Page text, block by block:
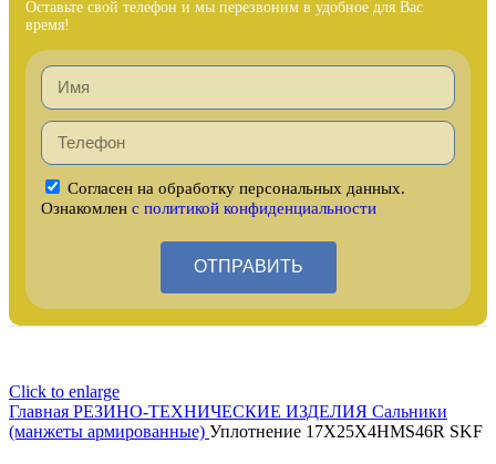
Оставьте свой телефон и мы перезвоним в удобное для Вас
время!
Согласен на обработку персональных данных.
Ознакомлен с политикой конфиденциальности
ОТПРАВИТЬ
Click to enlarge
Главная РЕЗИНО-ТЕХНИЧЕСКИЕ ИЗДЕЛИЯ Сальники
(манжеты армированные) Уплотнение 17X25X4HMS46R SKF